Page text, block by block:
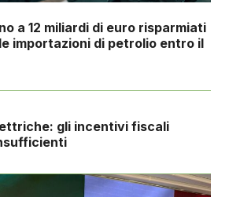
a 12 miliardi di euro risparmiati
importazioni di petrolio entro il
gli incentivi fiscali